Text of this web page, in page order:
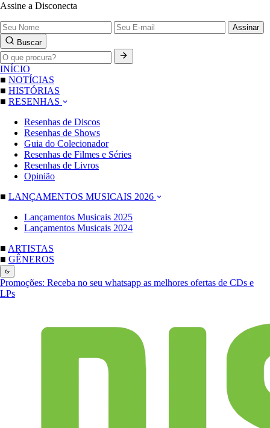
Assine a Disconecta
Assinar
Buscar
INÍCIO
■ NOTÍCIAS
■ HISTÓRIAS
■ RESENHAS
Resenhas de Discos
Resenhas de Shows
Guia do Colecionador
Resenhas de Filmes e Séries
Resenhas de Livros
Opinião
■ LANÇAMENTOS MUSICAIS 2026
Lançamentos Musicais 2025
Lançamentos Musicais 2024
■ ARTISTAS
■ GÊNEROS
Promoções: Receba no seu whatsapp as melhores ofertas de CDs e
LPs